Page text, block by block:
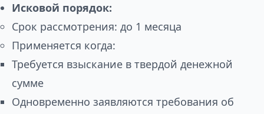
Исковой порядок:
Срок рассмотрения: до 1 месяца
Применяется когда:
Требуется взыскание в твердой денежной
сумме
Одновременно заявляются требования об